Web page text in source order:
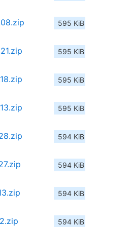
595 KiB
595 KiB
595 KiB
595 KiB
594 KiB
594 KiB
594 KiB
594 KiB